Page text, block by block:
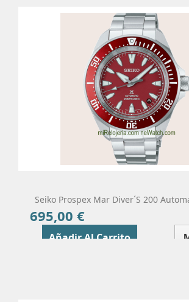
Seiko Prospex Mar Diver´s 200
695,00 €
Añadir Al Carrito